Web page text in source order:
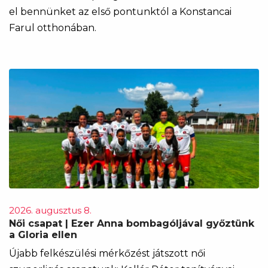
el bennünket az első pontunktól a Konstancai
Farul otthonában.
2026. augusztus 8.
Női csapat | Ezer Anna bombagóljával győztünk
a Gloria ellen
Újabb felkészülési mérkőzést játszott női